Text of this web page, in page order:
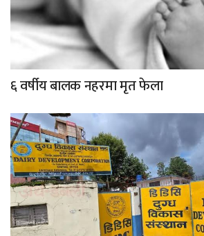
६ वर्षीय बालक नहरमा मृत फेला